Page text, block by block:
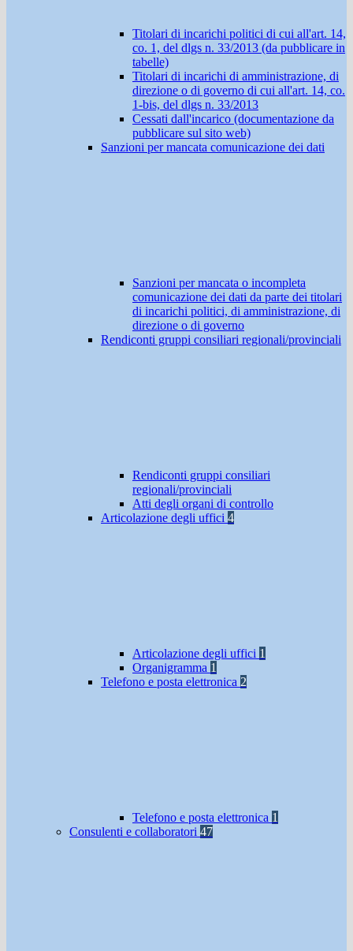
Titolari di incarichi politici di cui all'art. 14,
co. 1, del dlgs n. 33/2013 (da pubblicare in
tabelle)
Titolari di incarichi di amministrazione, di
direzione o di governo di cui all'art. 14, co.
1-bis, del dlgs n. 33/2013
Cessati dall'incarico (documentazione da
pubblicare sul sito web)
Sanzioni per mancata comunicazione dei dati
Sanzioni per mancata o incompleta
comunicazione dei dati da parte dei titolari
di incarichi politici, di amministrazione, di
direzione o di governo
Rendiconti gruppi consiliari regionali/provinciali
Rendiconti gruppi consiliari
regionali/provinciali
Atti degli organi di controllo
Articolazione degli uffici 4
Articolazione degli uffici 1
Organigramma 1
Telefono e posta elettronica 2
Telefono e posta elettronica 1
Consulenti e collaboratori 47